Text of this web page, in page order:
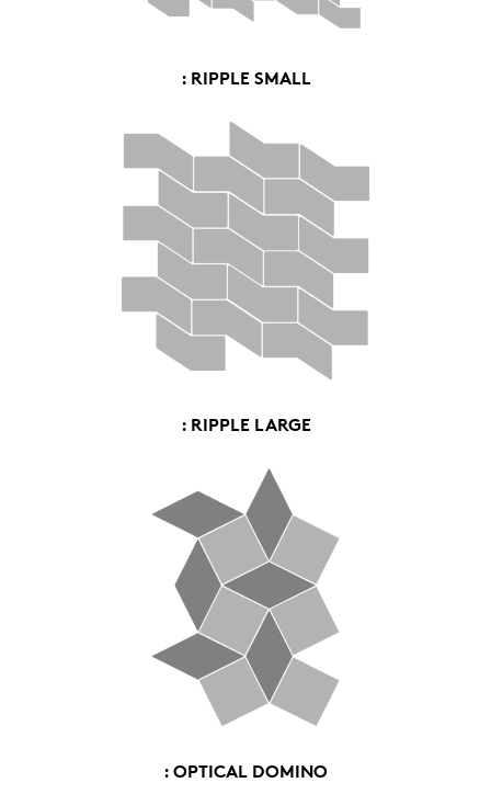
: RIPPLE SMALL
: RIPPLE LARGE
: OPTICAL DOMINO